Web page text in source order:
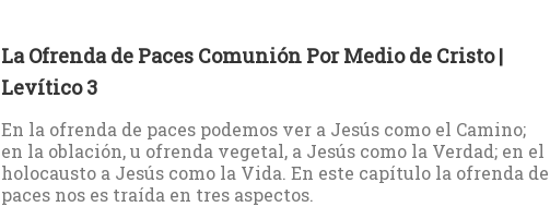
La Ofrenda de Paces Comunión Por Medio de Cristo |
Levítico 3
En la ofrenda de paces podemos ver a Jesús como el Camino;
en la oblación, u ofrenda vegetal, a Jesús como la Verdad; en el
holocausto a Jesús como la Vida. En este capítulo la ofrenda de
paces nos es traída en tres aspectos.